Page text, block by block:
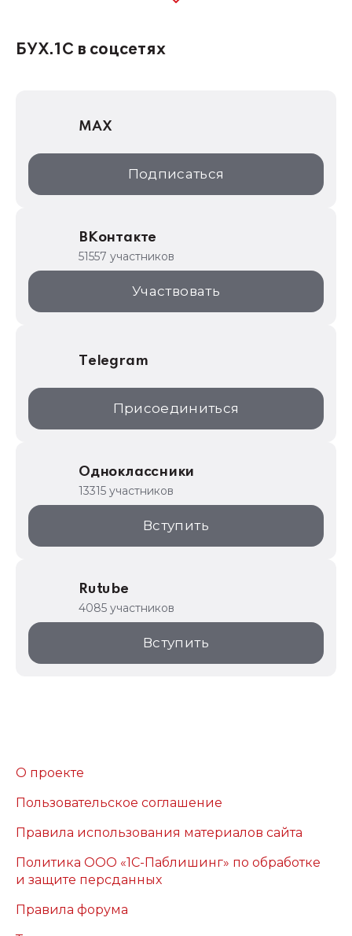
1С:Консалтинг
1С:Дистрибьюция
1С:Образование
ИТС.1C.ru
1С:Торговая площадка
БУХ.1С в соцсетях
MAX
Подписаться
ВКонтакте
51557 участников
Участвовать
Telegram
Присоединиться
Одноклассники
13315 участников
Вступить
Rutube
4085 участников
Вступить
О проекте
Пользовательское соглашение
Правила использования материалов сайта
Политика ООО «1С-Паблишинг» по обработке
и защите персданных
Правила форума